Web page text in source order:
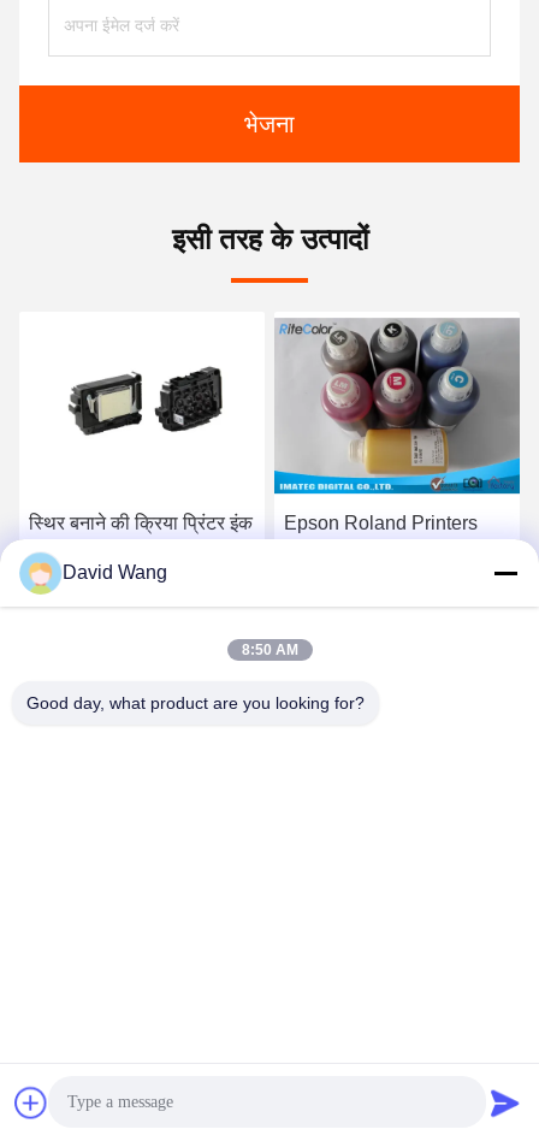
भेजना
इसी तरह के उत्पादों
स्थिर बनाने की क्रिया प्रिंटर इंक
डाई आधारित इंकजेट स्याही 200
मिलीलीटर वॉल्यूम पर्यावरण के
अनुकूल
सर्वोत्तम मूल्य प्राप्त करें
Epson Roland Printers
Printing Ink
2026 Imatec Imaging Co., Ltd. . सर्वाधिकार सुरक्षित।
David Wang
8:50 AM
Good day, what product are you looking for?